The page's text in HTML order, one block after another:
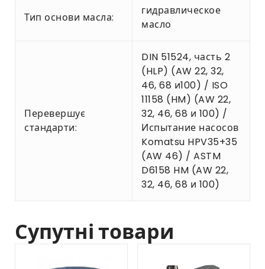
Тип основи масла:
гидравлическое
масло
Перевершує
стандарти:
DIN 51524, часть 2
(HLP) (AW 22, 32,
46, 68 и100) / ISO
11158 (HM) (AW 22,
32, 46, 68 и 100) /
Испытание насосов
Komatsu HPV35+35
(AW 46) / ASTM
D6158 HM (AW 22,
32, 46, 68 и 100)
Супутні товари